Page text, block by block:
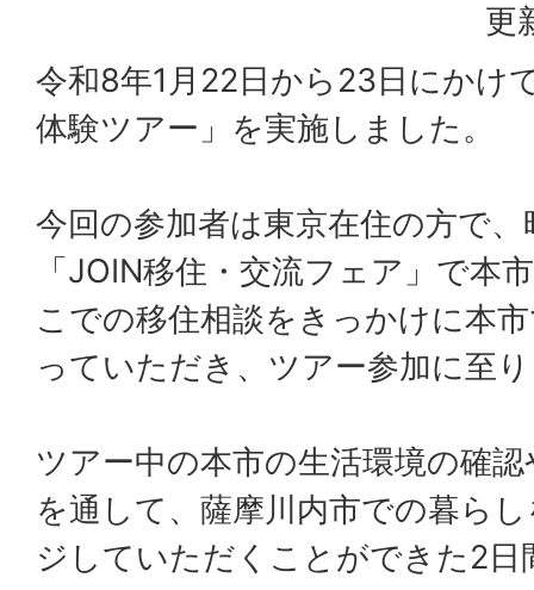
更
令和8年1月22日から23日にかけ
体験ツアー」を実施しました。
今回の参加者は東京在住の方で
「JOIN移住・交流フェア」で本
こでの移住相談をきっかけに本
っていただき、ツアー参加に至
ツアー中の本市の生活環境の確
を通して、薩摩川内市での暮ら
ジしていただくことができた2